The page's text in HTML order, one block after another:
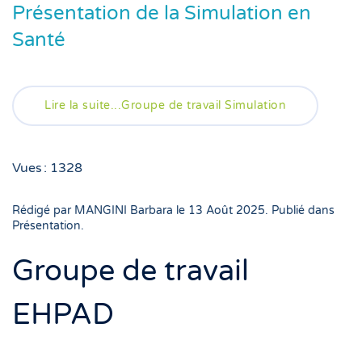
Présentation de la Simulation en
Santé
Lire la suite...Groupe de travail Simulation
Vues : 1328
Rédigé par MANGINI Barbara le 13 Août 2025. Publié dans
Présentation.
Groupe de travail
EHPAD